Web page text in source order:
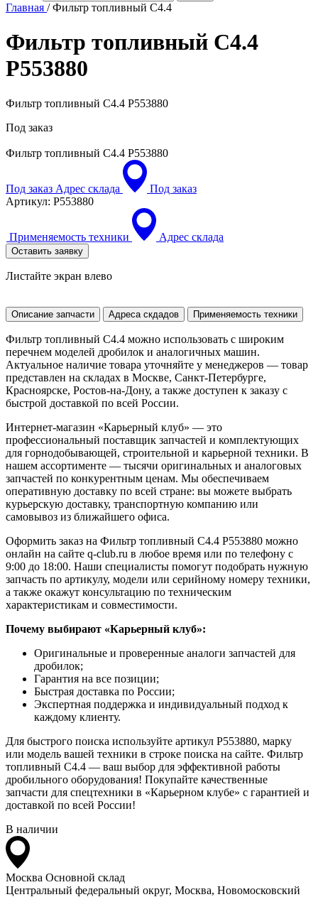
Главная /Фильтр топливный С4.4
Фильтр топливный С4.4
P553880
Фильтр топливный С4.4 P553880
Под заказ
Фильтр топливный С4.4 P553880
Под заказ Адрес склада
Под заказ
Артикул: P553880
Применяемость техники Адрес склада
Оставить заявку
Листайте экран влево
Описание запчасти Адреса скдадов Применяемость техники
Фильтр топливный С4.4 можно использовать с широким
перечнем моделей дробилок и аналогичных машин.
Актуальное наличие товара уточняйте у менеджеров — товар
представлен на складах в Москве, Санкт-Петербурге,
Красноярске, Ростов-на-Дону, а также доступен к заказу с
быстрой доставкой по всей России.
Интернет-магазин «Карьерный клуб» — это
профессиональный поставщик запчастей и комплектующих
для горнодобывающей, строительной и карьерной техники. В
нашем ассортименте — тысячи оригинальных и аналоговых
запчастей по конкурентным ценам. Мы обеспечиваем
оперативную доставку по всей стране: вы можете выбрать
курьерскую доставку, транспортную компанию или
самовывоз из ближайшего офиса.
Оформить заказ на Фильтр топливный С4.4 P553880 можно
онлайн на сайте q-club.ru в любое время или по телефону с
9:00 до 18:00. Наши специалисты помогут подобрать нужную
запчасть по артикулу, модели или серийному номеру техники,
а также окажут консультацию по техническим
характеристикам и совместимости.
Почему выбирают «Карьерный клуб»:
Оригинальные и проверенные аналоги запчастей для
дробилок;
Гарантия на все позиции;
Быстрая доставка по России;
Экспертная поддержка и индивидуальный подход к
каждому клиенту.
Для быстрого поиска используйте артикул P553880, марку
или модель вашей техники в строке поиска на сайте. Фильтр
топливный С4.4 — ваш выбор для эффективной работы
дробильного оборудования! Покупайте качественные
запчасти для спецтехники в «Карьерном клубе» с гарантией и
доставкой по всей России!
В наличии
Москва Основной склад
Центральный федеральный округ, Москва, Новомосковский